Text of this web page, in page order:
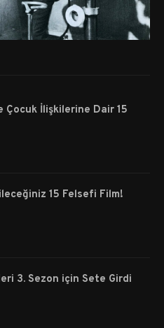
Çocuk İlişkilerine Dair 15
15 Felsefi Film!
3. Sezon için Sete Girdi